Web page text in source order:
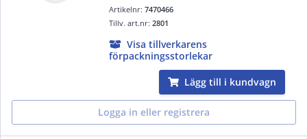
Artikelnr:7470466
Tillv. art.nr:2801
Visa tillverkarens
förpackningsstorlekar
Lägg till i kundvagn
Logga in eller registrera